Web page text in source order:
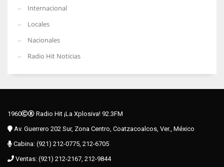
Internacional
Locales
Nacionales
Radio Hit Noticias
1960
Radio Hit ¡La Xplosiva! 92.3FM
Av. Guerrero 202 Sur, Zona Centro, Coatzacoalcos, Ver., México
Cabina: (921) 212-0775, 212-6705
Ventas: (921) 212-2167, 212-9844